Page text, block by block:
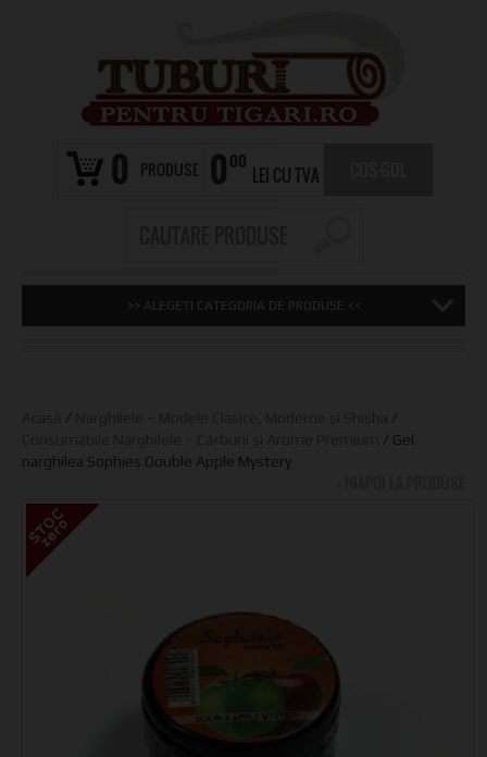
0 PRODUSE 000
LEI CU TVA
>> ALEGETI CATEGORIA DE PRODUSE <<
/
/
/ Gel
narghilea Sophies Double Apple Mystery